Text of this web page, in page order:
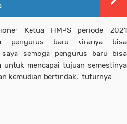
Ketua HMPS periode 2021
pengurus baru kiranya bisa
saya semoga pengurus baru bisa
untuk mencapai tujuan semestinya
kemudian bertindak," tuturnya.